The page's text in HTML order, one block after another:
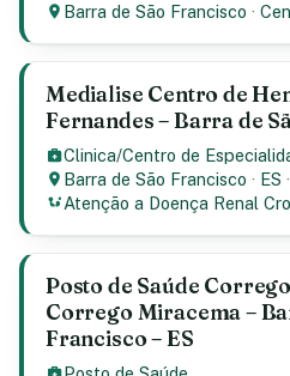
Barra de São Francisco ·
Medialise Centro de
Fernandes – Barra de
Clinica/Centro de
Barra de São Francisco · ES ·
Atenção a Doença Renal
Posto de Saúde
Corrego Miracema –
Francisco – ES